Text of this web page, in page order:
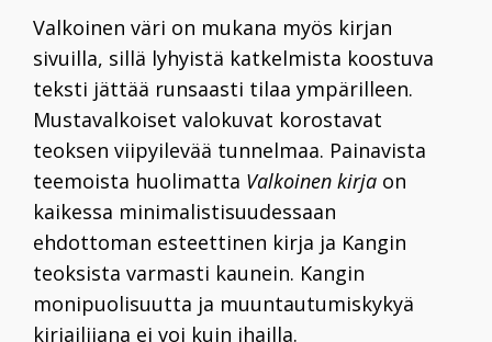
Valkoinen väri on mukana myös kirjan
sivuilla, sillä lyhyistä katkelmista koostuva
teksti jättää runsaasti tilaa ympärilleen.
Mustavalkoiset valokuvat korostavat
teoksen viipyilevää tunnelmaa. Painavista
teemoista huolimatta Valkoinen kirja on
kaikessa minimalistisuudessaan
ehdottoman esteettinen kirja ja Kangin
teoksista varmasti kaunein. Kangin
monipuolisuutta ja muuntautumiskykyä
kirjailijana ei voi kuin ihailla.